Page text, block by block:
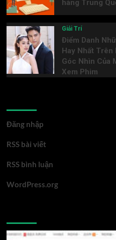
hàng Trung
Giải Trí
Điểm Danh
Hay Nhất Trên
Góc Nhìn Của
Xem Phim
Đăng nhập
RSS bài viết
RSS bình luận
WordPress.org